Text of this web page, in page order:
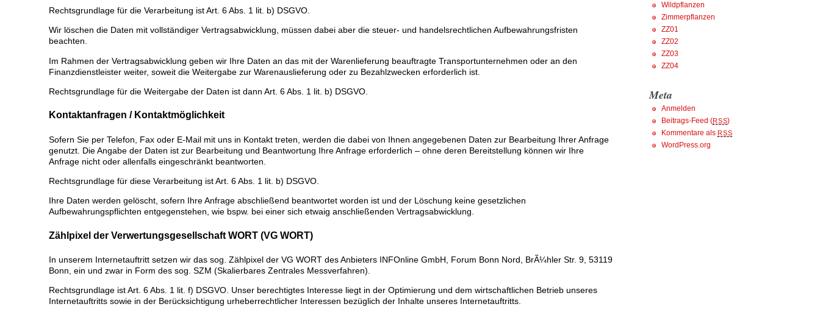
Rechtsgrundlage für die Verarbeitung ist Art. 6 Abs. 1 lit. b) DSGVO.
Wir löschen die Daten mit vollständiger Vertragsabwicklung, müssen dabei aber die steuer- und handelsrechtlichen Aufbewahrungsfristen
beachten.
Im Rahmen der Vertragsabwicklung geben wir Ihre Daten an das mit der Warenlieferung beauftragte Transportunternehmen oder an den
Finanzdienstleister weiter, soweit die Weitergabe zur Warenauslieferung oder zu Bezahlzwecken erforderlich ist.
Rechtsgrundlage für die Weitergabe der Daten ist dann Art. 6 Abs. 1 lit. b) DSGVO.
Kontaktanfragen / Kontaktmöglichkeit
Sofern Sie per Telefon, Fax oder E-Mail mit uns in Kontakt treten, werden die dabei von Ihnen angegebenen Daten zur Bearbeitung Ihrer Anfrage
genutzt. Die Angabe der Daten ist zur Bearbeitung und Beantwortung Ihre Anfrage erforderlich – ohne deren Bereitstellung können wir Ihre
Anfrage nicht oder allenfalls eingeschränkt beantworten.
Rechtsgrundlage für diese Verarbeitung ist Art. 6 Abs. 1 lit. b) DSGVO.
Ihre Daten werden gelöscht, sofern Ihre Anfrage abschließend beantwortet worden ist und der Löschung keine gesetzlichen
Aufbewahrungspflichten entgegenstehen, wie bspw. bei einer sich etwaig anschließenden Vertragsabwicklung.
Zählpixel der Verwertungsgesellschaft WORT (VG WORT)
In unserem Internetauftritt setzen wir das sog. Zählpixel der VG WORT des Anbieters INFOnline GmbH, Forum Bonn Nord, BrÃ¼hler Str. 9, 53119
Bonn, ein und zwar in Form des sog. SZM (Skalierbares Zentrales Messverfahren).
Rechtsgrundlage ist Art. 6 Abs. 1 lit. f) DSGVO. Unser berechtigtes Interesse liegt in der Optimierung und dem wirtschaftlichen Betrieb unseres
Internetauftritts sowie in der Berücksichtigung urheberrechtlicher Interessen bezüglich der Inhalte unseres Internetauftritts.
Wildpflanzen
Zimmerpflanzen
ZZ01
ZZ02
ZZ03
ZZ04
Meta
Anmelden
Beitrags-Feed (RSS)
Kommentare als RSS
WordPress.org